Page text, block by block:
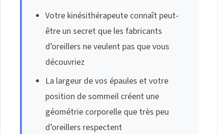
Votre kinésithérapeute connaît peut-
être un secret que les fabricants
d’oreillers ne veulent pas que vous
découvriez
La largeur de vos épaules et votre
position de sommeil créent une
géométrie corporelle que très peu
d’oreillers respectent